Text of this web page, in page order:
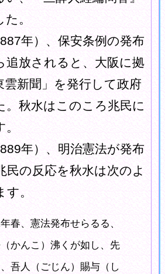
。
年）、保安条例の発布
追放されると、大阪に拠
雲新聞」を発行して政府
。秋水はこのころ兆民に
年）、明治憲法が発布
民の反応を秋水は次のよ
。
春、憲法発布せらるる、
かんこ）沸くが如し、先
吾人（ごじん）賜与（し